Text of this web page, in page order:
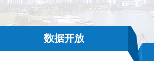
数据开放